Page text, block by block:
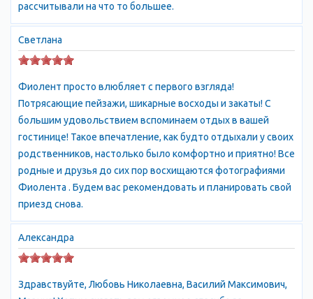
рассчитывали на что то большее.
Светлана
Фиолент просто влюбляет с первого взгляда!
Потрясающие пейзажи, шикарные восходы и закаты! С
большим удовольствием вспоминаем отдых в вашей
гостинице! Такое впечатление, как будто отдыхали у своих
родственников, настолько было комфортно и приятно! Все
родные и друзья до сих пор восхищаются фотографиями
Фиолента . Будем вас рекомендовать и планировать свой
приезд снова.
Александра
Здравствуйте, Любовь Николаевна, Василий Максимович,